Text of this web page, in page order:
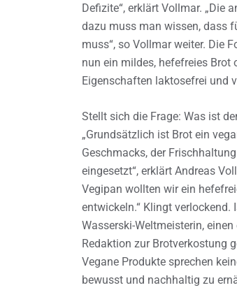
Defizite“, erklärt Vollmar. „Die
dazu muss man wissen, dass
muss“, so Vollmar weiter. Die
nun ein mildes, hefefreies
Eigenschaften laktosefrei und
Stellt sich die Frage: Was ist
„Grundsätzlich ist Brot ein
Geschmacks, der
eingesetzt“, erklärt Andreas
Vegipan wollten wir ein
entwickeln.“ Klingt verlockend.
Wasserski-Weltmeisterin,
Redaktion zur Brotverkostung
Vegane Produkte sprechen
bewusst und nachhaltig zu